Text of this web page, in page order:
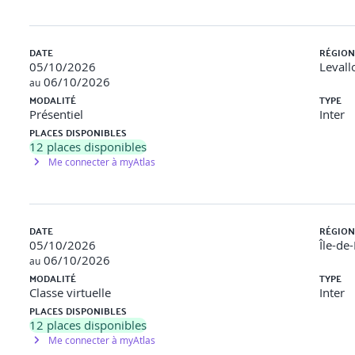
perturbations, etc.)
micro-valve, nano-sensors, etc.)
DATE
05/10/2026
au 06/10/2026
MODALITÉ
Présentiel
TYPE
Inter
PLACES DISPONIBLES
12 places disponibles
Me connecter à myAtlas
DATE
05/10/2026
au 06/10/2026
Île-
MODALITÉ
Classe virtuelle
TYPE
Inter
PLACES DISPONIBLES
12 places disponibles
Me connecter à myAtlas